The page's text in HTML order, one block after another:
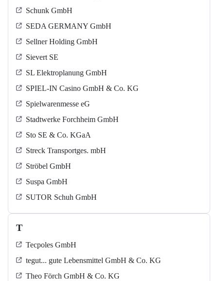
Schunk GmbH
SEDA GERMANY GmbH
Sellner Holding GmbH
Sievert SE
SL Elektroplanung GmbH
SPIEL-IN Casino GmbH & Co. KG
Spielwarenmesse eG
Stadtwerke Forchheim GmbH
Sto SE & Co. KGaA
Streck Transportges. mbH
Ströbel GmbH
Suspa GmbH
SUTOR Schuh GmbH
T
Tecpoles GmbH
tegut... gute Lebensmittel GmbH & Co. KG
Theo Förch GmbH & Co. KG